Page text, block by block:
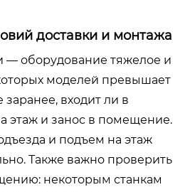
доставки и монтажа
— оборудование тяжелое и
моделей превышает
заранее, входит ли в
этаж и занос в помещение.
и подъем на этаж
Также важно проверить
некоторым станкам